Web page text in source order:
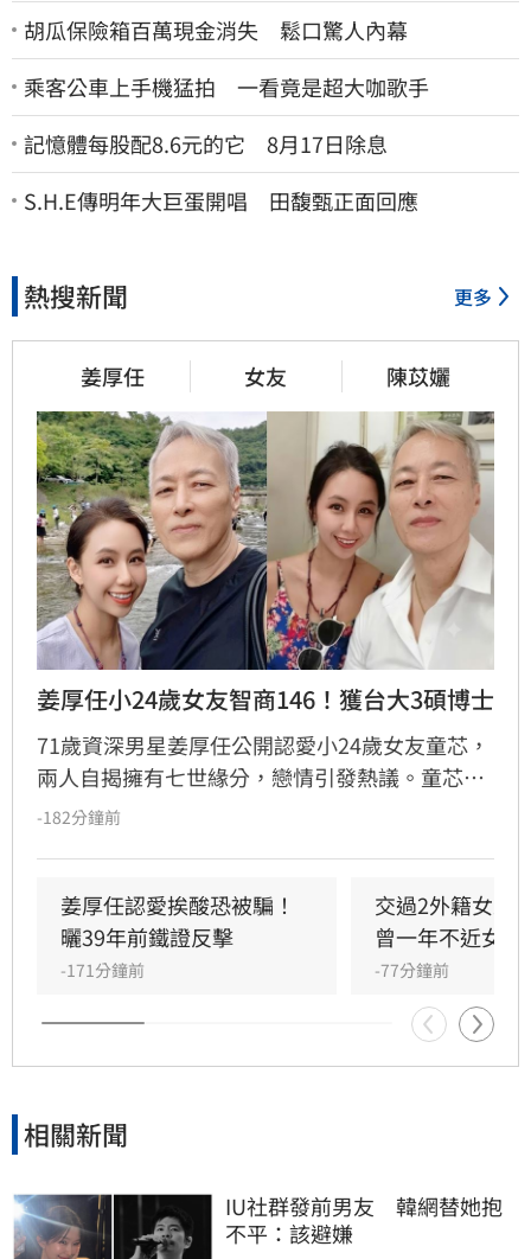
胡瓜保險箱百萬現金消失 鬆口驚人內幕
乘客公車上手機猛拍 一看竟是超大咖歌手
記憶體每股配8.6元的它 8月17日除息
S.H.E傳明年大巨蛋開唱 田馥甄正面回應
熱搜新聞 更多
姜厚任 女友 陳苡孋
姜厚任小24歲女友智商146！獲台大3碩博士
71歲資深男星姜厚任公開認愛小24歲女友童芯，
兩人自揭擁有七世緣分，戀情引發熱議。童芯被
譽為全方位學霸，擁有146高智商，不僅取得台
助管理跨領域資源，讓童芯專注研發。童芯除學
術成就外，還具備特殊靈性體驗，曾在廟宇創下
連續擲出42個聖筊的奇蹟。兩人超越傳統男女情
愛，以理性思維與能力互補模式，共同經營科
技、文化與農業事業，展開跨越世紀的合作使
命。
-182分鐘前
姜厚任認愛挨酸恐被騙！
曬39年前鐵證反擊
-171分鐘前
交過2外籍女友
曾一年不近女色
-77分鐘前
相關新聞
IU社群發前男友　韓網替她抱
不平：該避嫌